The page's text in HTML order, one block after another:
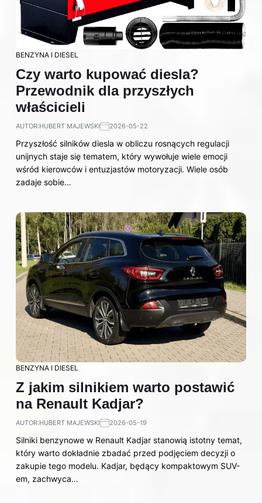
BENZYNA I DIESEL
Czy warto kupować diesla?
Przewodnik dla przyszłych
właścicieli
AUTOR:HUBERT MAJEWSKI 2026-05-22
Przyszłość silników diesla w obliczu rosnących regulacji
unijnych staje się tematem, który wywołuje wiele emocji
wśród kierowców i entuzjastów motoryzacji. Wiele osób
zadaje sobie…
BENZYNA I DIESEL
Z jakim silnikiem warto postawić
na Renault Kadjar?
AUTOR:HUBERT MAJEWSKI 2026-05-19
Silniki benzynowe w Renault Kadjar stanowią istotny temat,
który warto dokładnie zbadać przed podjęciem decyzji o
zakupie tego modelu. Kadjar, będący kompaktowym SUV-
em, zachwyca…